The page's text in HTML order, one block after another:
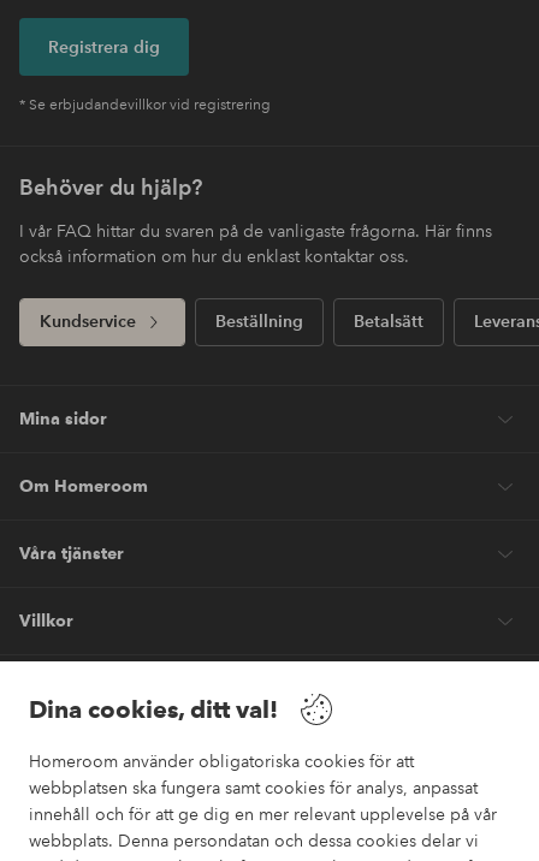
Dina cookies, ditt val!
Homeroom använder obligatoriska cookies för att
webbplatsen ska fungera samt cookies för analys, anpassat
innehåll och för att ge dig en mer relevant upplevelse på vår
webbplats. Denna persondatan och dessa cookies delar vi
Registrera dig
* Se erbjudandevillkor vid registrering
Behöver du hjälp?
I vår FAQ hittar du svaren på de vanligaste frågorna. Här finns
också information om hur du enklast kontaktar oss.
Kundservice Beställning Betalsätt
Mina sidor
Om Homeroom
Våra tjänster
Villkor
Säkra betalningar